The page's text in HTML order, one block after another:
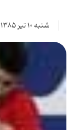
شنبه ۱۰ تیر ۱۳۸۵ - ۰۰:۰۰